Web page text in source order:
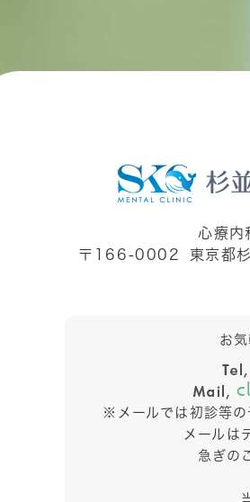
心療内
〒166-0002
東京都
お
※メールでは初診等の
メールは
急ぎの